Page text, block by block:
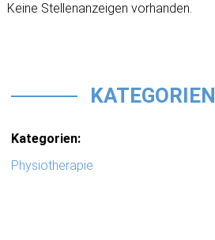
Keine Stellenanzeigen vorhanden.
KATEGORIEN
Kategorien:
Physiotherapie